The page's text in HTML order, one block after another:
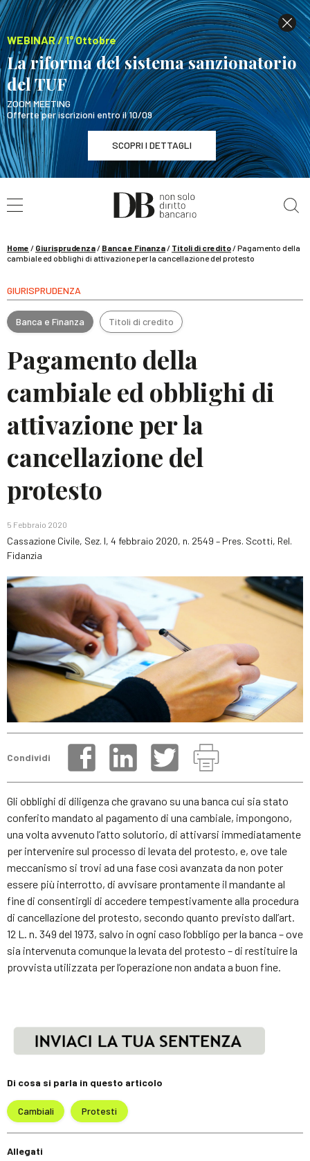
WEBINAR / 1° Ottobre
La riforma del sistema sanzionatorio
del TUF
ZOOM MEETING
Offerte per iscrizioni entro il 10/09
SCOPRI I DETTAGLI
WEBINAR / 1° Ottobre
La riforma del sistema sanzionatorio del TUF
Home / Giurisprudenza/ Banca e Finanza/ Titoli di credito/Pagamento della
cambiale ed obblighi di attivazione per la cancellazione del protesto
GIURISPRUDENZA
Banca e Finanza Titoli di credito
Pagamento della
cambiale ed obblighi di
attivazione per la
cancellazione del
protesto
5 Febbraio 2020
Cassazione Civile, Sez. I, 4 febbraio 2020, n. 2549 – Pres. Scotti, Rel.
Fidanzia
Condividi
Gli obblighi di diligenza che gravano su una banca cui sia stato
conferito mandato al pagamento di una cambiale, impongono,
una volta avvenuto l’atto solutorio, di attivarsi immediatamente
per intervenire sul processo di levata del protesto, e, ove tale
meccanismo si trovi ad una fase così avanzata da non poter
essere più interrotto, di avvisare prontamente il mandante al
fine di consentirgli di accedere tempestivamente alla procedura
di cancellazione del protesto, secondo quanto previsto dall’art.
12 L. n. 349 del 1973, salvo in ogni caso l’obbligo per la banca – ove
sia intervenuta comunque la levata del protesto – di restituire la
provvista utilizzata per l’operazione non andata a buon fine.
Di cosa si parla in questo articolo
Cambiali Protesti
Allegati